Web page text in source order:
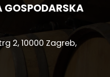
GOSPODARSKA
2, 10000 Zagreb,